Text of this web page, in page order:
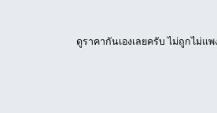
ดูราคากันเองเลยครับ ไม่ถูกไม่แพ